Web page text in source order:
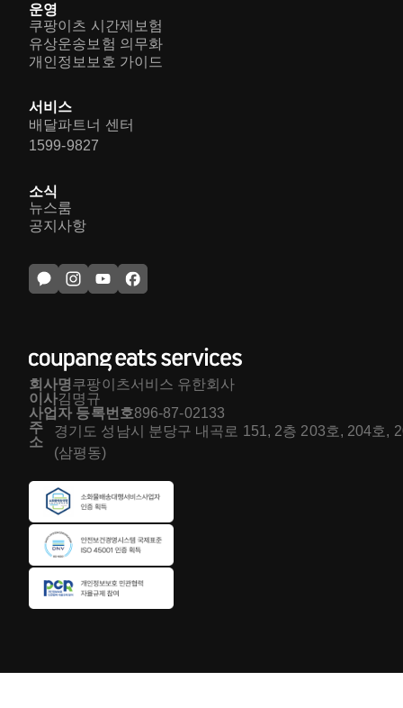
운영
쿠팡이츠 시간제보험
유상운송보험 의무화
개인정보보호 가이드
서비스
배달파트너 센터
1599-9827
소식
뉴스룸
공지사항
회사명쿠팡이츠서비스 유한회사
이사김명규
사업자 등록번호896-87-02133
주
소
경기도 성남시 분당구 내곡로 151, 2층 203호, 204호,
(삼평동)